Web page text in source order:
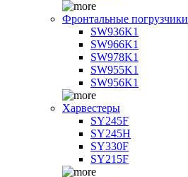
Фронтальные погрузчики
SW936K1
SW966K1
SW978K1
SW955K1
SW956K1
Харвестеры
SY245F
SY245H
SY330F
SY215F